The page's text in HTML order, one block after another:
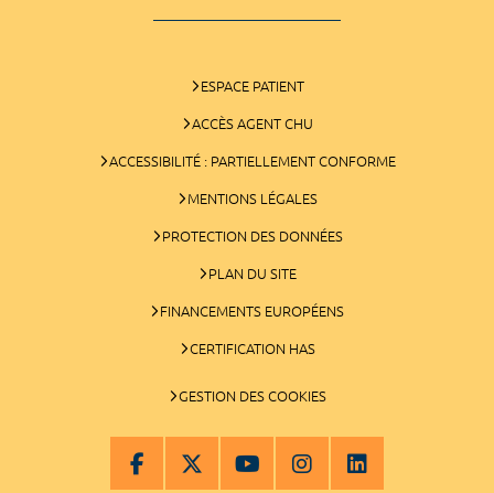
ESPACE PATIENT
ACCÈS AGENT CHU
ACCESSIBILITÉ : PARTIELLEMENT CONFORME
MENTIONS LÉGALES
PROTECTION DES DONNÉES
PLAN DU SITE
FINANCEMENTS EUROPÉENS
CERTIFICATION HAS
GESTION DES COOKIES